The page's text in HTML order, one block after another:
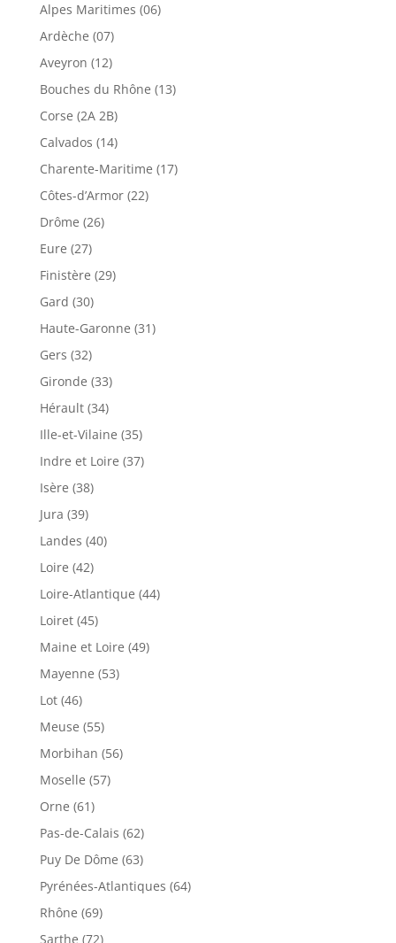
Alpes Maritimes (06)
Ardèche (07)
Aveyron (12)
Bouches du Rhône (13)
Corse (2A 2B)
Calvados (14)
Charente-Maritime (17)
Côtes-d’Armor (22)
Drôme (26)
Eure (27)
Finistère (29)
Gard (30)
Haute-Garonne (31)
Gers (32)
Gironde (33)
Hérault (34)
Ille-et-Vilaine (35)
Indre et Loire (37)
Isère (38)
Jura (39)
Landes (40)
Loire (42)
Loire-Atlantique (44)
Loiret (45)
Maine et Loire (49)
Mayenne (53)
Lot (46)
Meuse (55)
Morbihan (56)
Moselle (57)
Orne (61)
Pas-de-Calais (62)
Puy De Dôme (63)
Pyrénées-Atlantiques (64)
Rhône (69)
Sarthe (72)